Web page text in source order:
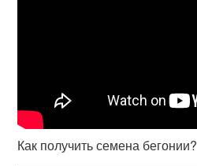
Как получить семена бегонии?